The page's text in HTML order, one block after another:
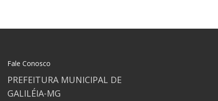
Fale Conosco
PREFEITURA MUNICIPAL DE
GALILÉIA-MG